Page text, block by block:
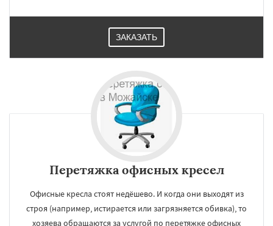
ЗАКАЗАТЬ
Перетяжка офисных кресел
Офисные кресла стоят недёшево. И когда они выходят из
строя (например, истирается или загрязняется обивка), то
хозяева обращаются за услугой по перетяжке офисных